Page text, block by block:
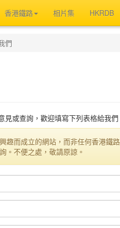
香港鐵路 相片集 HKRDB
們
或查詢，歡迎填寫下列表格給我們
趣而成立的網站，而非任何香港鐵
。不便之處，敬請原諒。